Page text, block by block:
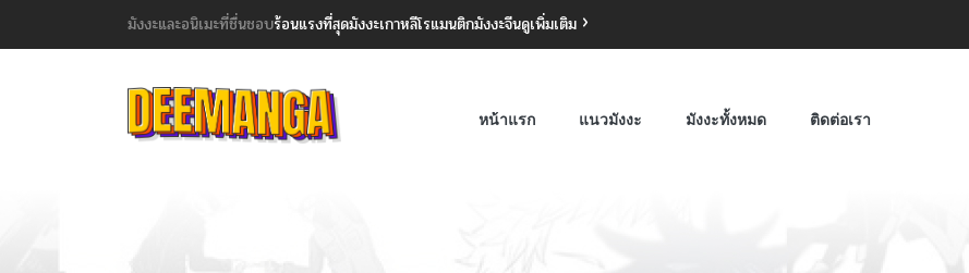
มังงะและอนิเมะที่ชื่นชอบร้อนแรงที่สุดมังงะเกาหลีโรแมนติกมังงะจีนดูเพิ่มเติม
หน้าแรก แนวมังงะ มังงะทั้งหมด ติดต่อเรา